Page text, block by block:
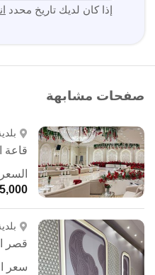
إذا كان لديك تاريخ محدد
صفحات مشابهة
SAR
قصر
سعر